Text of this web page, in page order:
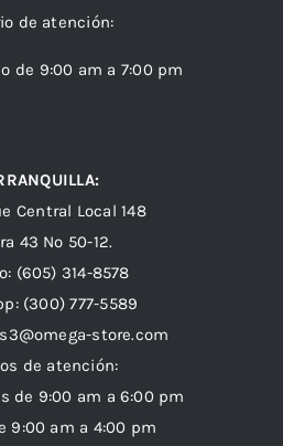
de atención:
de 9:00 am a 7:00 pm
Central Local 148
43 Nº 50-12.
(605) 314-8578
(300) 777-5589
store.com
de atención:
de 9:00 am a 6:00 pm
9:00 am a 4:00 pm